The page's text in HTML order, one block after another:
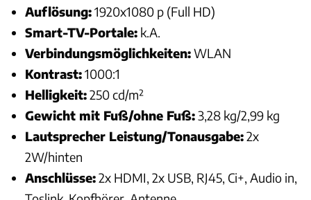
Auflösung:1920x1080 p (Full HD)
Smart-TV-Portale: k.A.
Verbindungsmöglichkeiten:WLAN
Kontrast:1000:1
Helligkeit:250 cd/m²
Gewicht mit Fuß/ohne Fuß:3,28 kg/2,99 kg
Lautsprecher Leistung/Tonausgabe:2x
2W/hinten
Anschlüsse:2x HDMI, 2x USB, RJ45, Ci+, Audio in,